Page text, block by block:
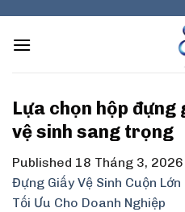
content
Lựa chọn hộp
vệ sinh sang trọng
Published 18 Tháng 3, 2026
Đựng Giấy Vệ Sinh Cuộn
Tối Ưu Cho Doanh Nghiệp